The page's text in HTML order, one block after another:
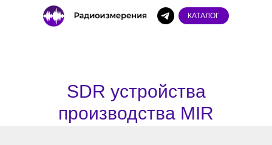
КАТАЛОГ
SDR устройства
производства MIR